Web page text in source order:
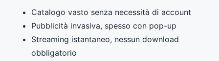
Catalogo vasto senza necessità di account
Pubblicità invasiva, spesso con pop-up
Streaming istantaneo, nessun download
obbligatorio